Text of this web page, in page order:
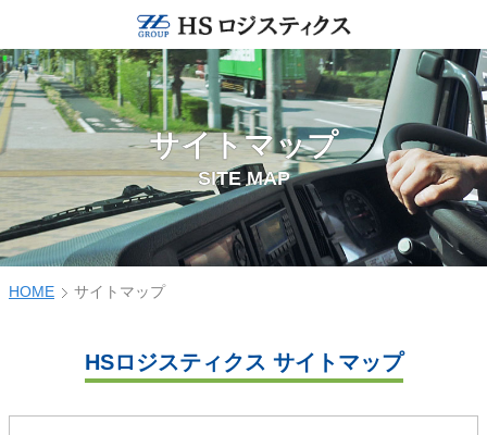
サイトマップ
SITE MAP
HOME サイトマップ
HSロジスティクス サイトマップ